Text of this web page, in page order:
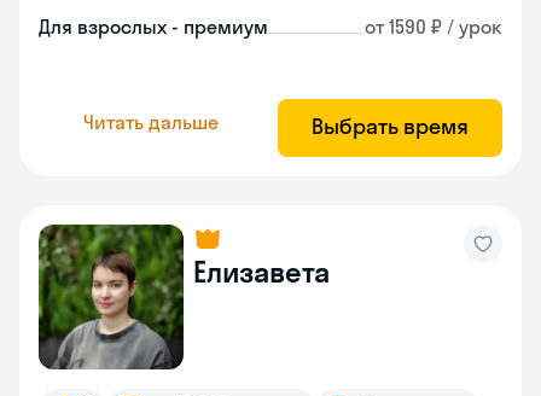
Для взрослых - премиум от 1590 ₽ / урок
Читать дальше Выбрать время
Елизавета